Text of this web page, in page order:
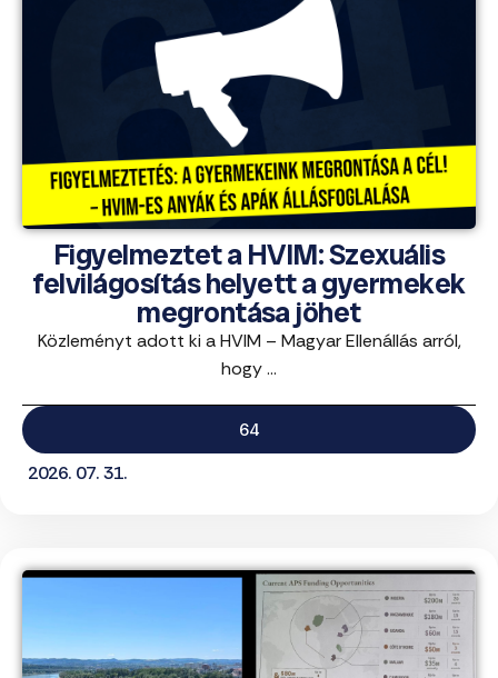
Figyelmeztet a HVIM: Szexuális
felvilágosítás helyett a gyermekek
megrontása jöhet
Közleményt adott ki a HVIM – Magyar Ellenállás arról,
hogy ...
64
2026. 07. 31.